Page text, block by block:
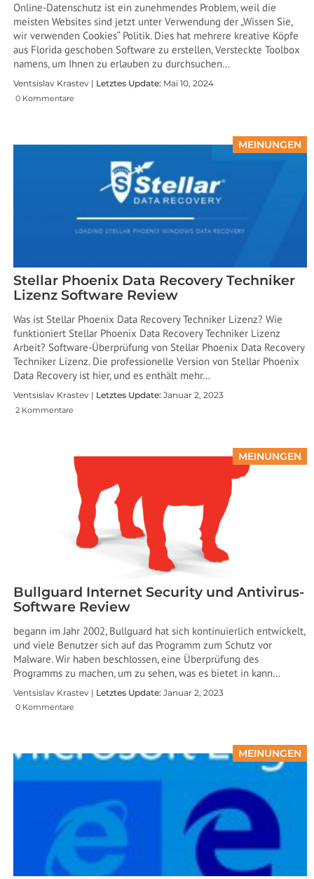
Online-Datenschutz ist ein zunehmendes Problem, weil die
meisten Websites sind jetzt unter Verwendung der „Wissen Sie,
wir verwenden Cookies“ Politik. Dies hat mehrere kreative Köpfe
aus Florida geschoben Software zu erstellen, Versteckte Toolbox
namens, um Ihnen zu erlauben zu durchsuchen…
Ventsislav Krastev | Letztes Update: Mai 10, 2024
0 Kommentare
MEINUNGEN
Stellar Phoenix Data Recovery Techniker
Lizenz Software Review
Was ist Stellar Phoenix Data Recovery Techniker Lizenz? Wie
funktioniert Stellar Phoenix Data Recovery Techniker Lizenz
Arbeit? Software-Überprüfung von Stellar Phoenix Data Recovery
Techniker Lizenz. Die professionelle Version von Stellar Phoenix
Data Recovery ist hier, und es enthält mehr…
Ventsislav Krastev | Letztes Update: Januar 2, 2023
2 Kommentare
MEINUNGEN
Bullguard Internet Security und Antivirus-
Software Review
begann im Jahr 2002, Bullguard hat sich kontinuierlich entwickelt,
und viele Benutzer sich auf das Programm zum Schutz vor
Malware. Wir haben beschlossen, eine Überprüfung des
Programms zu machen, um zu sehen, was es bietet in kann…
Ventsislav Krastev | Letztes Update: Januar 2, 2023
0 Kommentare
MEINUNGEN